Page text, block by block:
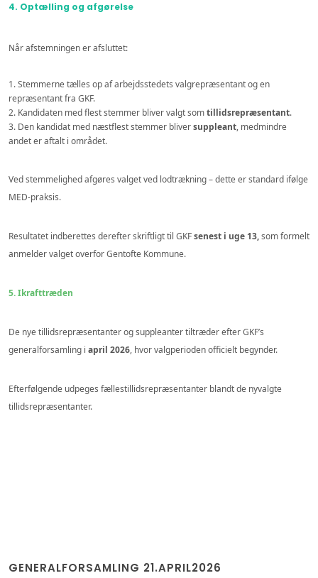
4. Optælling og afgørelse
Når afstemningen er afsluttet:
Stemmerne tælles op af arbejdsstedets valgrepræsentant og en
repræsentant fra GKF.
Kandidaten med flest stemmer bliver valgt somtillidsrepræsentant.
Den kandidat med næstflest stemmer bliversuppleant, medmindre
andet er aftalt i området.
Ved stemmelighed afgøres valget ved lodtrækning – dette er standard ifølge
MED-praksis.
Resultatet indberettes derefter skriftligt til GKFsenest i uge 13,som formelt
anmelder valget overfor Gentofte Kommune.
5. Ikrafttræden
De nye tillidsrepræsentanter og suppleanter tiltræder efter GKF’s
generalforsamling i april 2026, hvor valgperioden officielt begynder.
Efterfølgende udpeges fællestillidsrepræsentanter blandt de nyvalgte
tillidsrepræsentanter.
GENERALFORSAMLING 21.APRIL2026